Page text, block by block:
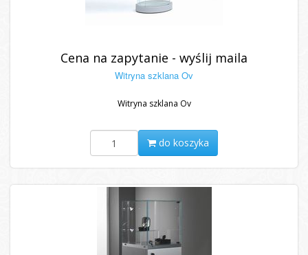
Cena na zapytanie - wyślij maila
Witryna szklana Ov
Witryna szklana Ov
do koszyka